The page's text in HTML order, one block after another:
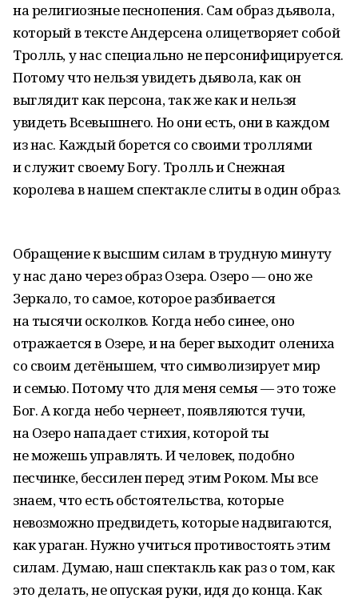
на религиозные песнопения. Сам образ дьявола,
который в тексте Андерсена олицетворяет собой
Тролль, у нас специально не персонифицируется.
Потому что нельзя увидеть дьявола, как он
выглядит как персона, так же как и нельзя
увидеть Всевышнего. Но они есть, они в каждом
из нас. Каждый борется со своими троллями
и служит своему Богу. Тролль и Снежная
королева в нашем спектакле слиты в один образ.
Обращение к высшим силам в трудную минуту
у нас дано через образ Озера. Озеро — оно же
Зеркало, то самое, которое разбивается
на тысячи осколков. Когда небо синее, оно
отражается в Озере, и на берег выходит олениха
со своим детёнышем, что символизирует мир
и семью. Потому что для меня семья — это тоже
Бог. А когда небо чернеет, появляются тучи,
на Озеро нападает стихия, которой ты
не можешь управлять. И человек, подобно
песчинке, бессилен перед этим Роком. Мы все
знаем, что есть обстоятельства, которые
невозможно предвидеть, которые надвигаются,
как ураган. Нужно учиться противостоять этим
силам. Думаю, наш спектакль как раз о том, как
это делать, не опуская руки, идя до конца. Как